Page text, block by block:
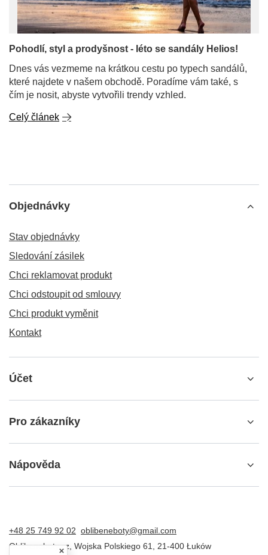
Pohodlí, styl a prodyšnost - léto se sandály Helios!
Dnes vás vezmeme na krátkou cestu po typech sandálů,
které najdete v našem obchodě. Poradíme vám také, s
čím je nosit, abyste vytvořili trendy vzhled.
Celý článek
Objednávky
Stav objednávky
Sledování zásilek
Chci reklamovat produkt
Chci odstoupit od smlouvy
Chci produkt vyměnit
Kontakt
Účet
Pro zákazníky
Nápověda
+48 25 749 92 02 oblibeneboty@gmail.com
Oblibeneboty.cz Wojska Polskiego 61 21-400 Łuków